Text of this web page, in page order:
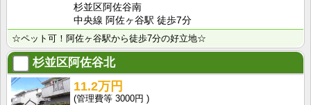
杉並区阿佐谷南
中央線 阿佐ヶ谷駅 徒歩7分
☆ペット可！阿佐ヶ谷駅から徒歩7分の好立地☆
杉並区阿佐谷北
11.2万円
3000円